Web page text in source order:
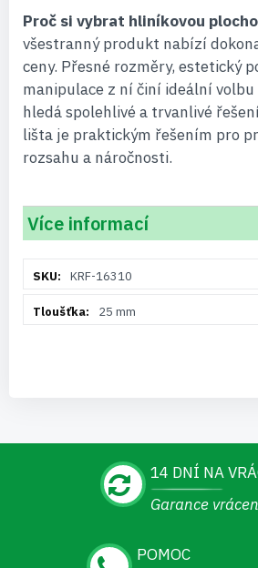
Proč si vybrat hliníkovou
všestranný produkt nabízí
ceny. Přesné rozměry, estetický
manipulace z ní činí ideální volbu
hledá spolehlivé a trvanlivé
lišta je praktickým řešením pro
rozsahu a náročnosti.
Více informací
informacíKRF-16310
25 mm
14 DNÍ NA
Garance
POMOC